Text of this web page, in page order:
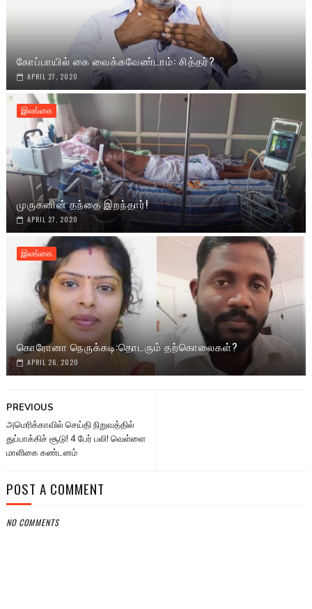
கோப்பாயில் கை வைக்கவேண்டாம்: சித்தர்?
APRIL 27, 2020
இலங்கை
முருகனின் தந்தை இறந்தார்!
APRIL 27, 2020
இலங்கை
கொரோனா நெருக்கடி:தொடரும் தற்கொலைகள்?
APRIL 26, 2020
PREVIOUS
அமெரிக்காவில் செய்தி நிறுவத்தில்
துப்பாக்கிச் சூடு! 4 பேர் பலி! வெள்ளை
மாளிகை கண்டனம்
POST A COMMENT
NO COMMENTS